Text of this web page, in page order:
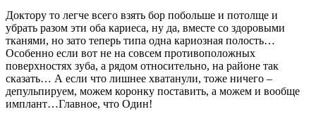
Доктору то легче всего взять бор побольше и потолще и
убрать разом эти оба кариеса, ну да, вместе со здоровыми
тканями, но зато теперь типа одна кариозная полость…
Особенно если вот не на совсем противоположных
поверхностях зуба, а рядом относительно, на районе так
сказать… А если что лишнее хватанули, тоже ничего –
депульпируем, можем коронку поставить, а можем и вообще
имплант…Главное, что Один!